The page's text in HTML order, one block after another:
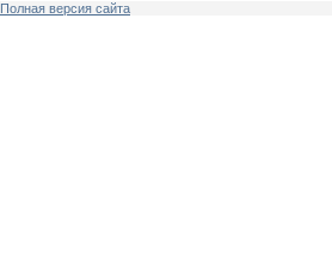
Полная версия сайта